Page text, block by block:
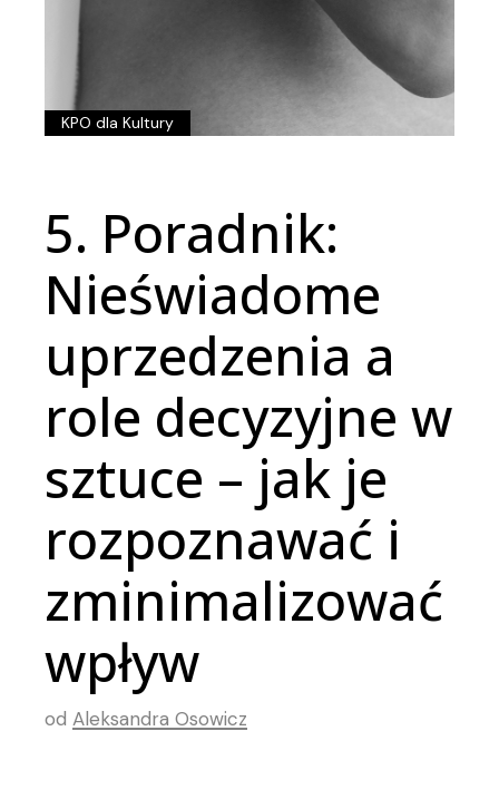
KPO dla Kultury
5. Poradnik:
Nieświadome
uprzedzenia a
role decyzyjne w
sztuce – jak je
rozpoznawać i
zminimalizować
wpływ
od Aleksandra Osowicz